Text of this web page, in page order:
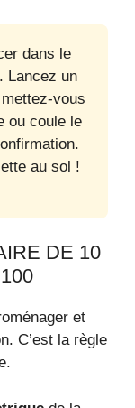
dans le
Lancez un
vous
ou coule le
au sol !
DE 10
et
C’est la règle